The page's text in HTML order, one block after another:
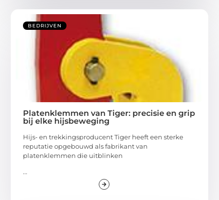
BEDRIJVEN
Platenklemmen van Tiger: precisie en grip
bij elke hijsbeweging
Hijs- en trekkingsproducent Tiger heeft een sterke
reputatie opgebouwd als fabrikant van
platenklemmen die uitblinken
...